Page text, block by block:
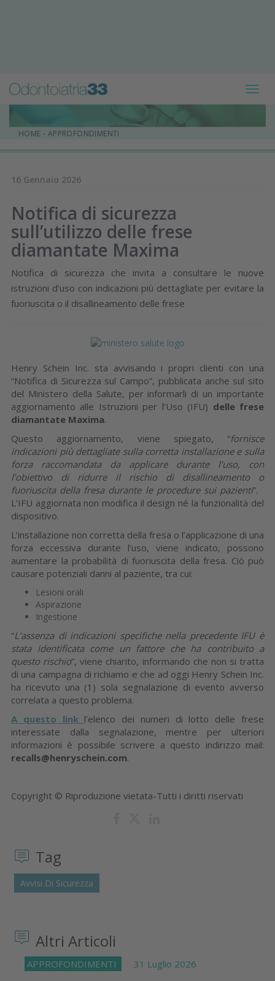
HOME - APPROFONDIMENTI
16 Gennaio 2026
Notifica di sicurezza
sull’utilizzo delle frese
diamantate Maxima
Notifica di sicurezza che invita a consultare le nuove
istruzioni d’uso con indicazioni più dettagliate per evitare la
fuoriuscita o il disallineamento delle frese
Henry Schein Inc. sta avvisando i propri clienti con una
“Notifica di Sicurezza sul Campo”, pubblicata anche sul sito
del Ministero della Salute, per informarli di un importante
aggiornamento alle Istruzioni per l’Uso (IFU) delle frese
diamantate Maxima.
Questo aggiornamento, viene spiegato, “fornisce
indicazioni più dettagliate sulla corretta installazione e sulla
forza raccomandata da applicare durante l’uso, con
l’obiettivo di ridurre il rischio di disallineamento o
fuoriuscita della fresa durante le procedure sui pazienti”.
L’IFU aggiornata non modifica il design né la funzionalità del
dispositivo.
L’installazione non corretta della fresa o l’applicazione di una
forza eccessiva durante l’uso, viene indicato, possono
aumentare la probabilità di fuoriuscita della fresa. Ciò può
causare potenziali danni al paziente, tra cui:
Lesioni orali
Aspirazione
Ingestione
“L’assenza di indicazioni specifiche nella precedente IFU è
stata identificata come un fattore che ha contribuito a
questo rischio”, viene chiarito, informando che non si tratta
di una campagna di richiamo e che ad oggi Henry Schein Inc.
ha ricevuto una (1) sola segnalazione di evento avverso
correlata a questo problema.
A questo link l’elenco dei numeri di lotto delle frese
interessate dalla segnalazione, mentre per ulteriori
informazioni è possibile scrivere a questo indirizzo mail:
recalls@henryschein.com.
Copyright © Riproduzione vietata-Tutti i diritti riservati
Tag
Avvisi Di Sicurezza
Altri Articoli
APPROFONDIMENTI 31 Luglio 2026